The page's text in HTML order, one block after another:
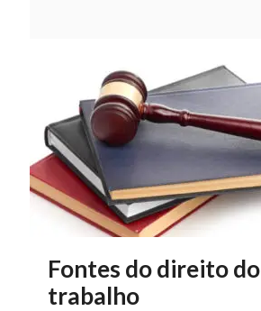
Fontes do direito do
trabalho